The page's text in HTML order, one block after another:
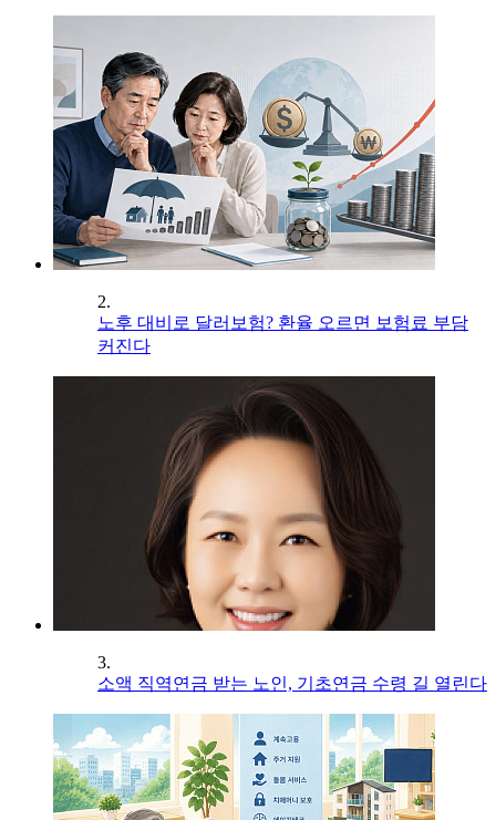
2.
노후 대비로 달러보험? 환율 오르면 보험료 부담
커진다
3.
소액 직역연금 받는 노인, 기초연금 수령 길 열린다